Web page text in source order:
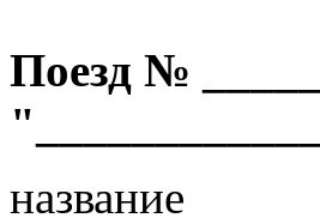
Поезд №
название